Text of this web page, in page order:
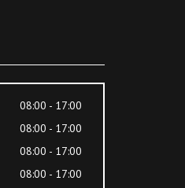
08:00 - 17:00
08:00 - 17:00
08:00 - 17:00
08:00 - 17:00